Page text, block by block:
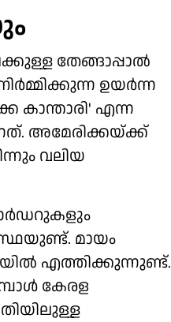
തേങ്ങാപ്പാൽ
ഉയർന്ന
കാന്താരി' എന്ന
അമേരിക്കയ്ക്ക്
വലിയ
ഓർഡറുകളും
മായം
എത്തിക്കുന്നുണ്ട്.
കേരള